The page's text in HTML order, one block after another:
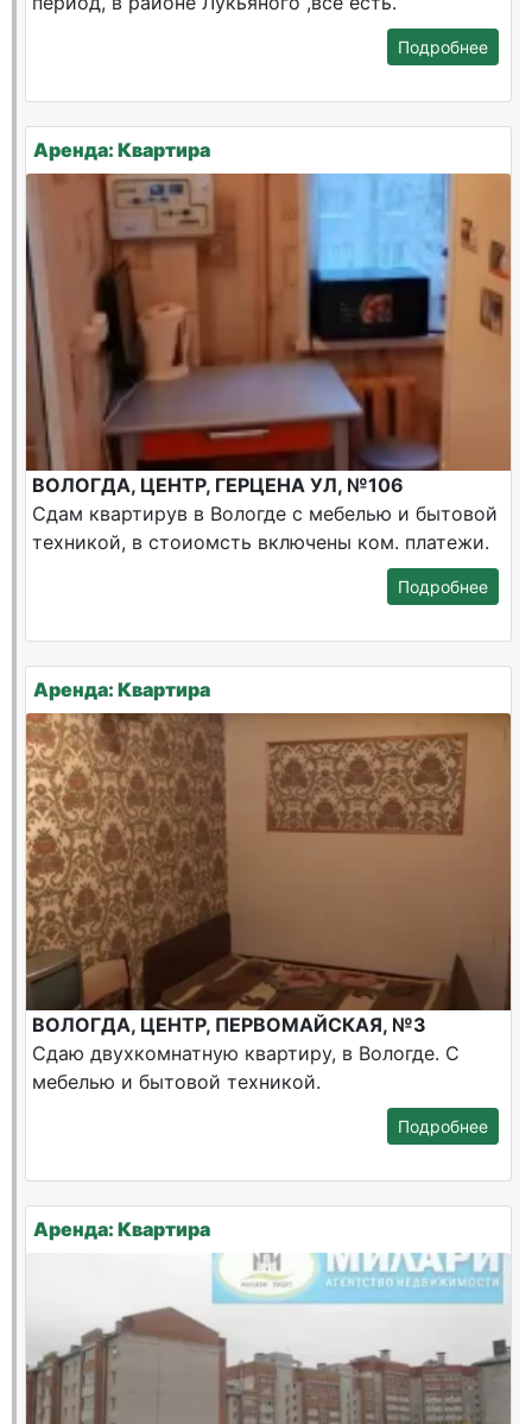
Подробнее
Аренда: Квартира
ВОЛОГДА, ЦЕНТР, ГЕРЦЕНА УЛ, №106
Сдам квартирув в Вологде с мебелью и бытовой
техникой, в стоиомсть включены ком. платежи.
Подробнее
Аренда: Квартира
ВОЛОГДА, ЦЕНТР, ПЕРВОМАЙСКАЯ, №3
Сдаю двухкомнатную квартиру, в Вологде. С
мебелью и бытовой техникой.
Подробнее
Аренда: Квартира